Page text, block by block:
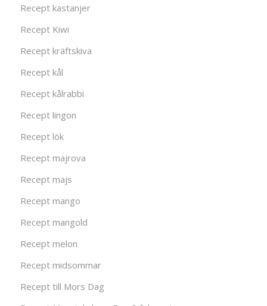
Recept kastanjer
Recept Kiwi
Recept kräftskiva
Recept kål
Recept kålrabbi
Recept lingon
Recept lök
Recept majrova
Recept majs
Recept mango
Recept mangold
Recept melon
Recept midsommar
Recept till Mors Dag